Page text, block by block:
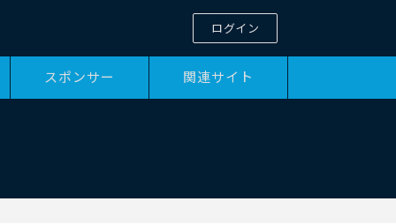
ログイン
スポンサー 関連サイト